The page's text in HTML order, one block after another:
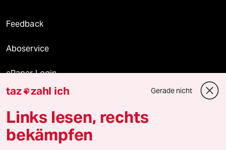
Feedback
Aboservice
ePaper Login
Downloads für Abonnierende
© 2026 taz Verlags und Vertriebs GmbH
taz zahl ich Gerade nicht
Links lesen, rechts
bekämpfen